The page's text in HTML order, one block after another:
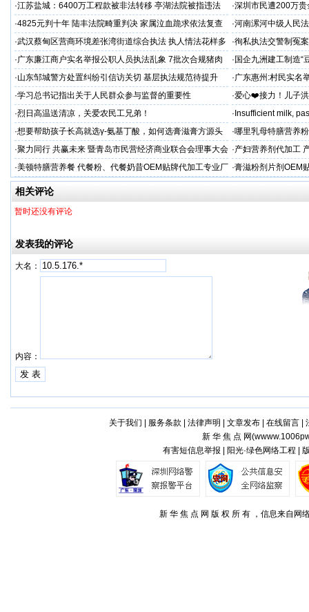
·江苏盐城：6400万工程款被非法转移 亭湖法院被指违法
后拒不纠错
·深圳市民遭200万
呼吁督办纠偏
·4825元判十年 陆丰法院畸重判决 家属泣血跪求依法复查 ·河南漯河中级人民
·武汉蔡甸区营商环境差张湾街道综合执法 执人情法花样多
沦为恶意竞争的工具
·徇私执法交警制冤
控还我清白
·广东廉江商户实名举报公职人员执法乱象 7批次合规猪肉
遭违法查扣 市场垄断与利益输送疑云重重
· 国企九洲建工制造“
空文
·山东邹城警方处置纠纷引信访关切 基层执法规范待提升 ·广东惠州:村民实名
平兜底？
·学习总书记指出关于人民群众参与监督的重要性 ·爱心❤️接力！儿子
家庭，恳请好心人帮
·烈日高温送清凉，关爱农民工兄弟！ · Insufficient milk,
·想要帮助孩子长高就选γ-氨基丁酸，如何选膏滋膏方源头
工厂？
·哪里乳母特膳营养
·聚力同行 共赢未来 暨青岛市民营经济商业联合会理事大会 ·产妇营养剂代加工
厂
·美顿特膳营养餐 代餐粉、代餐奶昔OEM贴牌代加工专业厂
家
·膏滋粉剂片剂OEM
相关评论
暂时还没有评论
发表我的评论
大名：
内容：
关于我们 服务条款 法律声明 文章发布| 在线留言|
新 华 焦 点 网(
有害短信息举报 | 阳光·绿色网络工程 |
新 华 焦 点 网 版 权 所 有 ，信息来自网